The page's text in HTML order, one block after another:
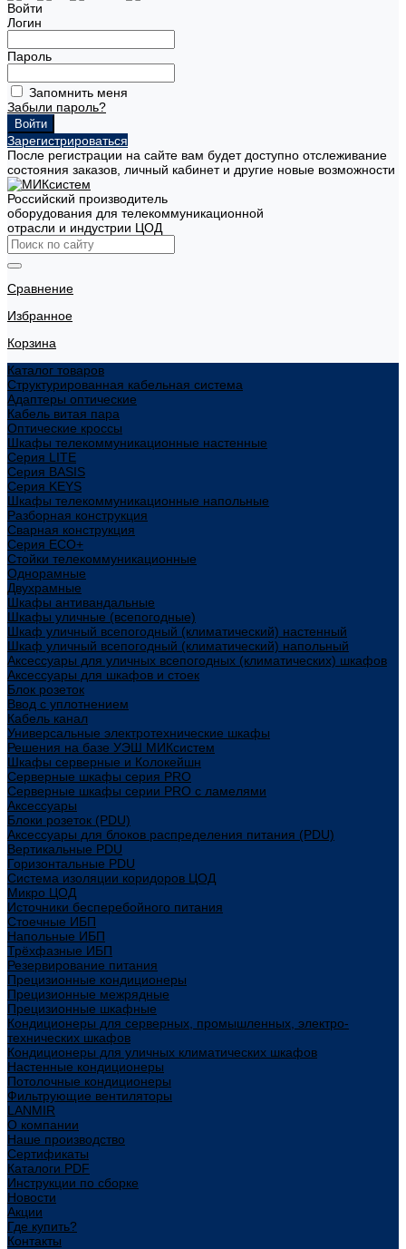
Войти
Логин
Пароль
Запомнить меня
Забыли пароль?
Зарегистрироваться
После регистрации на сайте вам будет доступно отслеживание
состояния заказов, личный кабинет и другие новые возможности
Российский производитель
оборудования для телекоммуникационной
отрасли и индустрии ЦОД
Сравнение
Избранное
Корзина
Каталог товаров
Структурированная кабельная система
Адаптеры оптические
Кабель витая пара
Оптические кроссы
Шкафы телекоммуникационные настенные
Cерия LITE
Cерия BASIS
Cерия KEYS
Шкафы телекоммуникационные напольные
Разборная конструкция
Сварная конструкция
Серия ECO+
Стойки телекоммуникационные
Однорамные
Двухрамные
Шкафы антивандальные
Шкафы уличные (всепогодные)
Шкаф уличный всепогодный (климатический) настенный
Шкаф уличный всепогодный (климатический) напольный
Аксессуары для уличных всепогодных (климатических) шкафов
Аксессуары для шкафов и стоек
Блок розеток
Ввод с уплотнением
Кабель канал
Универсальные электротехнические шкафы
Решения на базе УЭШ МИКсистем
Шкафы серверные и Колокейшн
Серверные шкафы серия PRO
Серверные шкафы серии PRO с ламелями
Аксессуары
Блоки розеток (PDU)
Аксессуары для блоков распределения питания (PDU)
Вертикальные PDU
Горизонтальные PDU
Система изоляции коридоров ЦОД
Микро ЦОД
Источники бесперебойного питания
Стоечные ИБП
Напольные ИБП
Трёхфазные ИБП
Резервирование питания
Прецизионные кондиционеры
Прецизионные межрядные
Прецизионные шкафные
Кондиционеры для серверных, промышленных, электро-
технических шкафов
Кондиционеры для уличных климатических шкафов
Настенные кондиционеры
Потолочные кондиционеры
Фильтрующие вентиляторы
LANMIR
О компании
Наше производство
Сертификаты
Каталоги PDF
Инструкции по сборке
Новости
Акции
Где купить?
Контакты